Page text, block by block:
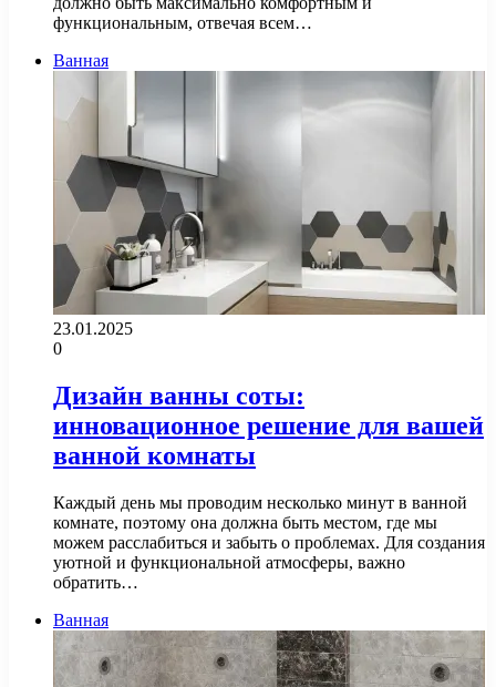
функциональным, отвечая всем…
Ванная
23.01.2025
0
Дизайн ванны соты:
инновационное решение для вашей
ванной комнаты
Каждый день мы проводим несколько минут в ванной
комнате, поэтому она должна быть местом, где мы
можем расслабиться и забыть о проблемах. Для создания
уютной и функциональной атмосферы, важно
обратить…
Ванная